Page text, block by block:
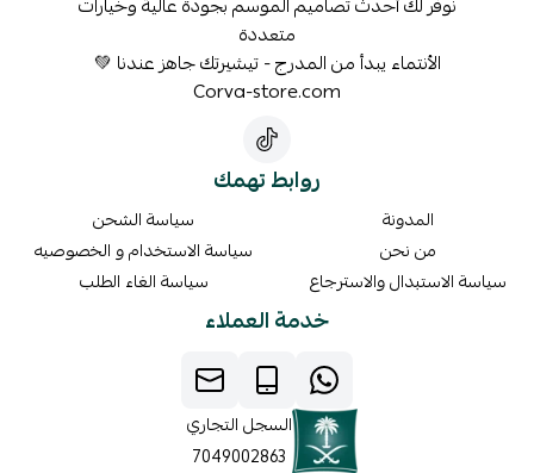
متعددة
الأنتماء يبدأ من المدرج - تيشيرتك جاهز عندنا 💚
Corva-store.com
روابط تهمك
المدونة
من نحن
سياسة الاستبدال والاسترجاع
سياسة الشحن
سياسة الاستخدام و الخصوصيه
سياسة الغاء الطلب
خدمة العملاء
السجل التجاري
7049002863